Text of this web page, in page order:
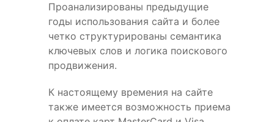
Проанализированы предыдущие
годы использования сайта и более
четко структурированы семантика
ключевых слов и логика поискового
продвижения.
К настоящему времения на сайте
также имеется возможность приема